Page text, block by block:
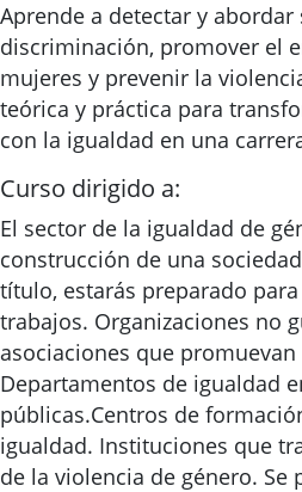
Aprende a detectar y
discriminación, promover el
mujeres y prevenir la
teórica y práctica para
con la igualdad en una
Curso dirigido a:
El sector de la igualdad de
construcción de una
título, estarás preparado
trabajos. Organizaciones no
asociaciones que
Departamentos de igualdad
públicas.Centros de
igualdad. Instituciones que
de la violencia de género. Se